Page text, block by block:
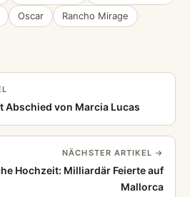
Oscar
Rancho Mirage
Abschied von Marcia Lucas
NÄCHSTER ARTIKEL →
Hochzeit: Milliardär Feierte auf
Mallorca